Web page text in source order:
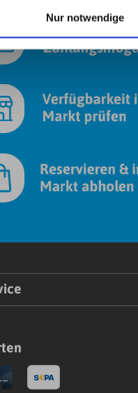
Link zu
. Link
Nur notwendige